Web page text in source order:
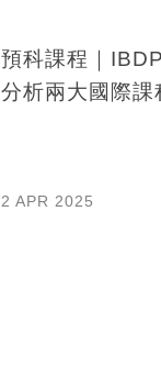
預科課程｜
分析兩大國際課
2 APR 2025